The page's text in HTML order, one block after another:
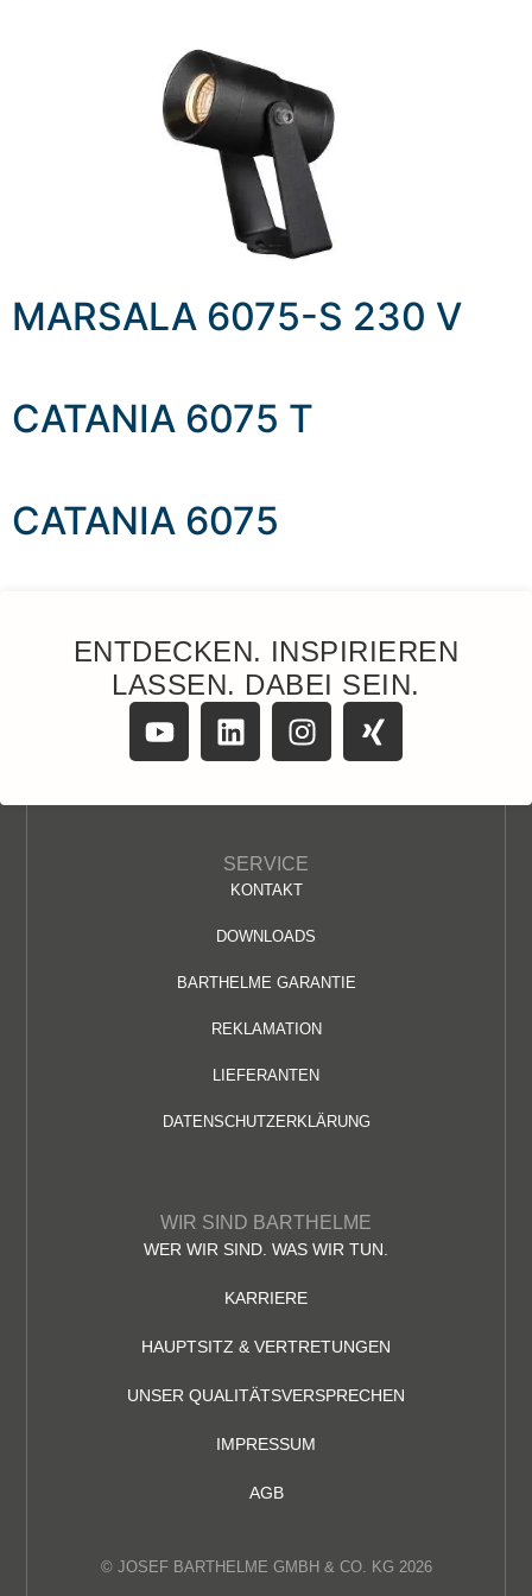
MARSALA 6075-S 230 V
CATANIA 6075 T
CATANIA 6075
ENTDECKEN. INSPIRIEREN
LASSEN. DABEI SEIN.
SERVICE
KONTAKT
DOWNLOADS
BARTHELME GARANTIE
REKLAMATION
LIEFERANTEN
DATENSCHUTZERKLÄRUNG
WIR SIND BARTHELME
WER WIR SIND. WAS WIR TUN.
KARRIERE
HAUPTSITZ & VERTRETUNGEN
UNSER QUALITÄTSVERSPRECHEN
IMPRESSUM
AGB
© JOSEF BARTHELME GMBH & CO. KG 2026